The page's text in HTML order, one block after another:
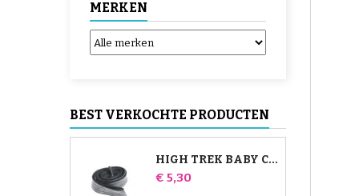
MERKEN
BEST VERKOCHTE PRODUCTEN
HIGH TREK BABY COMFORT BINNENBAND
Prijs
€ 5,30